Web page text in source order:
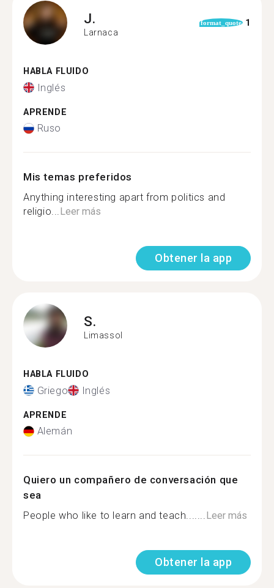
J.
Larnaca
format_quote 1
HABLA FLUIDO
Inglés
APRENDE
Ruso
Mis temas preferidos
Anything interesting apart from politics and
religio...Leer más
Obtener la app
S.
Limassol
HABLA FLUIDO
Griego Inglés
APRENDE
Alemán
Quiero un compañero de conversación que
sea
People who like to learn and teach.......Leer más
Obtener la app